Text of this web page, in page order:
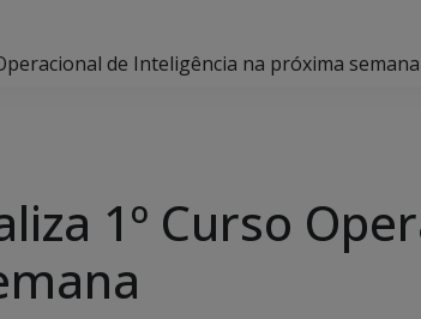
de Inteligência na próxima semana
1º Curso